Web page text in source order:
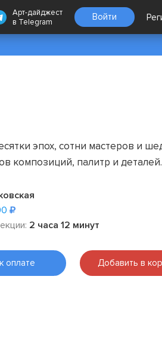
Арт-дайджест
в Telegram Войти
эпох, сотни мастеров и
композиций, палитр и деталей.
2 часа 12 минут
оплате Добавить в